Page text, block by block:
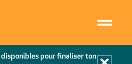
disponibles pour finaliser ton